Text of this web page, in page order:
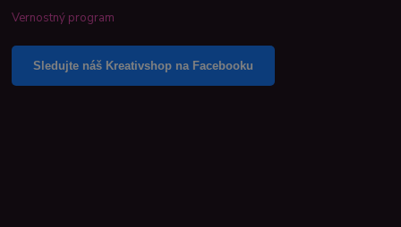
Vernostný program
Sledujte náš Kreativshop na Facebooku